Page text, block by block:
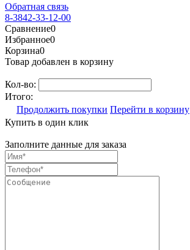
Обратная связь
8-3842-33-12-00
Сравнение0
Избранное0
Корзина0
Товар добавлен в корзину
Кол-во:
Итого:
Продолжить покупки Перейти в корзину
Купить в один клик
Заполните данные для заказа